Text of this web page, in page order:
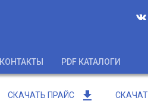
КОНТАКТЫ PDF КАТАЛОГИ
СКАЧАТЬ ПРАЙС get_app